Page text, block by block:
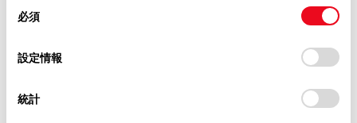
デバイスにすべてのCookie(クッキー)が保存されることに同
意したことになります。Cookie(クッキー)のオプトアウト、
設定の変更、同意を撤回したりするにあたっては、当社の
「Cookie（クッキー）情報の取り扱いについて
」をご覧くだ
必須
設定情報
統計
任意 建物名